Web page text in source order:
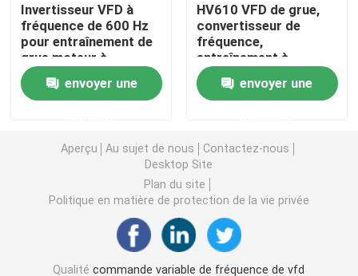
Inverseur de fréquence de vecteur
Inverseur de fréquence de VFD
Appareil à fréquence variable pour grue
Optimisateur solaire
Invertisseur VFD à
fréquence de 600 Hz
pour entraînement de
grue moteur à
induction
entraînement à
fréquence variable
envoyer une
HV610 VFD de grue,
convertisseur de
fréquence,
entraînement à
fréquence variable
envoyer une
Aperçu Au sujet de nous
Contactez-nous
Desktop Site
Plan du site
Politique en matière de protection de la vie privée
Qualitécommande variable de fréquence de vfd